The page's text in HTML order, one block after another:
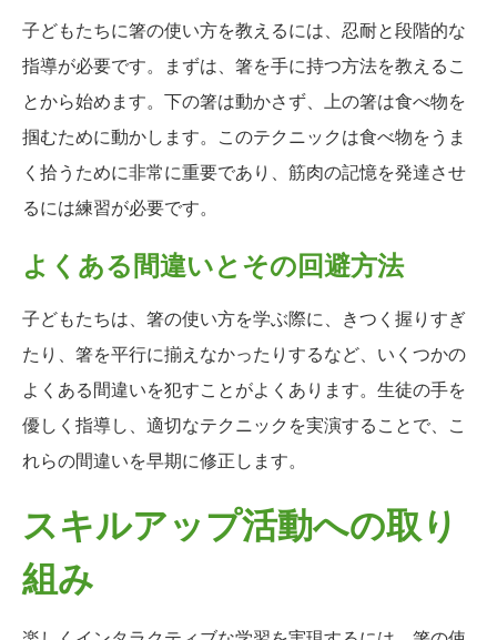
子どもたちに箸の使い方を教えるには、忍耐と段階的な
指導が必要です。まずは、箸を手に持つ方法を教えるこ
とから始めます。下の箸は動かさず、上の箸は食べ物を
掴むために動かします。このテクニックは食べ物をうま
く拾うために非常に重要であり、筋肉の記憶を発達させ
るには練習が必要です。
よくある間違いとその回避方法
子どもたちは、箸の使い方を学ぶ際に、きつく握りすぎ
たり、箸を平行に揃えなかったりするなど、いくつかの
よくある間違いを犯すことがよくあります。生徒の手を
優しく指導し、適切なテクニックを実演することで、こ
れらの間違いを早期に修正します。
スキルアップ活動への取り
組み